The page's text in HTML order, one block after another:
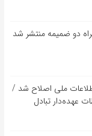
دو ضمیمه منتشر شد
ملی اصلاح شد /
عهده‌دار تبادل